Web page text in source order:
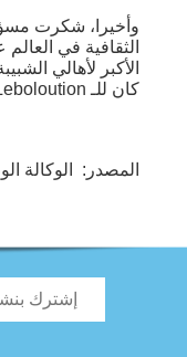
وأخيرا، شكرت
الثقافية في
الأكبر لأهالي
كان للـ Leboloution هذا النجاح المستمر".
المصدر: الوكالة